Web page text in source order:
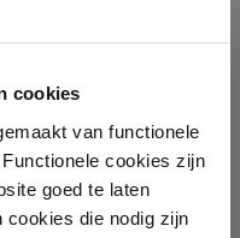
cookies
van functionele
cookies zijn
goed te laten
die nodig zijn